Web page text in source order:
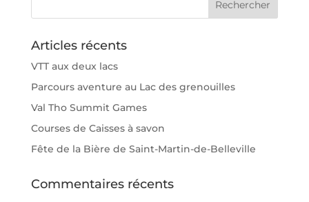
Articles récents
VTT aux deux lacs
Parcours aventure au Lac des grenouilles
Val Tho Summit Games
Courses de Caisses à savon
Fête de la Bière de Saint-Martin-de-Belleville
Commentaires récents